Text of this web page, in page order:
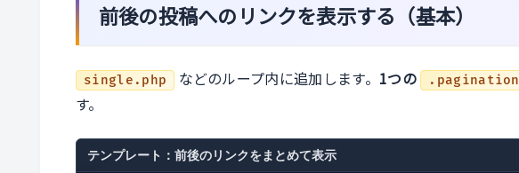
前後の投稿へのリンクを表示する（基本）
single.php などのループ内に追加します。 1つの .pagination
す。
テンプレート：前後のリンクをまとめて表示